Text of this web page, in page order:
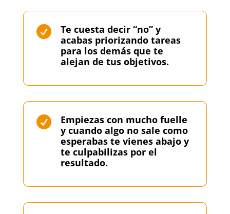

Te cuesta decir “no” y
acabas priorizando tareas
para los demás que te
alejan de tus objetivos.

Empiezas con mucho fuelle
y cuando algo no sale como
esperabas te vienes abajo y
te culpabilizas por el
resultado.